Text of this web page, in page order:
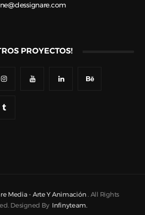
PROYECTOS!
Media - Arte Y Animación . All Rights
Designed By Infinyteam.